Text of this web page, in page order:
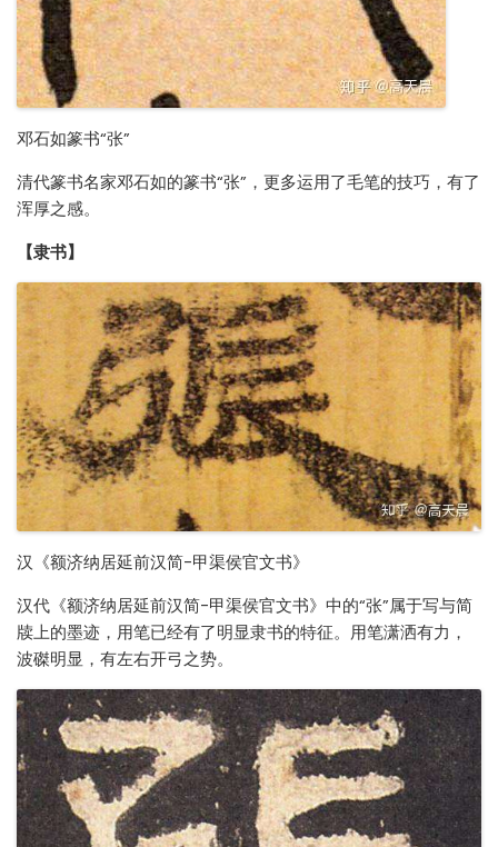
邓石如篆书“张”
清代篆书名家邓石如的篆书“张”，更多运用了毛笔的技巧，有了
浑厚之感。
【隶书】
汉《额济纳居延前汉简-甲渠侯官文书》
汉代《额济纳居延前汉简-甲渠侯官文书》中的“张”属于写与简
牍上的墨迹，用笔已经有了明显隶书的特征。用笔潇洒有力，
波磔明显，有左右开弓之势。